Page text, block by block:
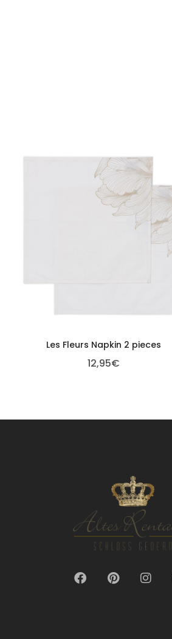
Les Fleurs Napkin 2 pieces
12,95€